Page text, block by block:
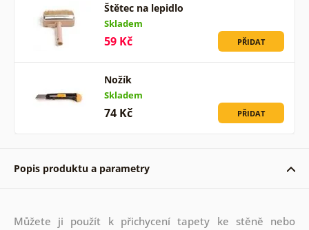
Štětec na lepidlo
Skladem
59 Kč PŘIDAT
Nožík
Skladem
74 Kč PŘIDAT
Popis produktu a parametry
Můžete ji použít k přichycení tapety ke stěně nebo